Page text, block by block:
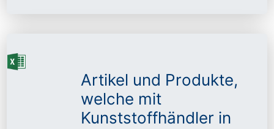
Artikel und Produkte,
welche mit
Kunststoffhändler in